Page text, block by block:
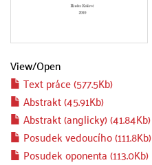
View/Open
Text práce (577.5Kb)
Abstrakt (45.91Kb)
Abstrakt (anglicky) (41.84Kb)
Posudek vedoucího (111.8Kb)
Posudek oponenta (113.0Kb)